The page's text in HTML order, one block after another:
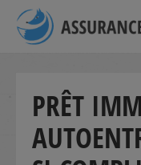
PRÊT